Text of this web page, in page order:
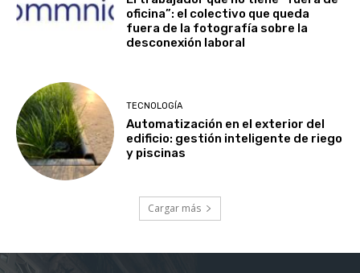
oficina”: el colectivo que queda
fuera de la fotografía sobre la
desconexión laboral
TECNOLOGÍA
Automatización en el exterior del
edificio: gestión inteligente de riego
y piscinas
Cargar más